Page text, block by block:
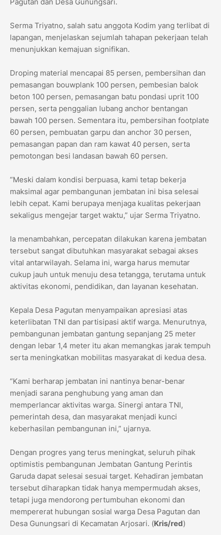
Serma Triyatno, salah satu anggota Kodim yang terlibat di
lapangan, menjelaskan sejumlah tahapan pekerjaan telah
menunjukkan kemajuan signifikan.
Droping material mencapai 85 persen, pembersihan dan
pemasangan bouwplank 100 persen, pembesian balok
beton 100 persen, pemasangan batu pondasi uprit 100
persen, serta penggalian lubang anchor bentangan
bawah 100 persen. Sementara itu, pembersihan footplate
60 persen, pembuatan garpu dan anchor 30 persen,
pemasangan papan dan ram kawat 40 persen, serta
pemotongan besi landasan bawah 60 persen.
“Meski dalam kondisi berpuasa, kami tetap bekerja
maksimal agar pembangunan jembatan ini bisa selesai
lebih cepat. Kami berupaya menjaga kualitas pekerjaan
sekaligus mengejar target waktu,” ujar Serma Triyatno.
Ia menambahkan, percepatan dilakukan karena jembatan
tersebut sangat dibutuhkan masyarakat sebagai akses
vital antarwilayah. Selama ini, warga harus memutar
cukup jauh untuk menuju desa tetangga, terutama untuk
aktivitas ekonomi, pendidikan, dan layanan kesehatan.
Kepala Desa Pagutan menyampaikan apresiasi atas
keterlibatan TNI dan partisipasi aktif warga. Menurutnya,
pembangunan jembatan gantung sepanjang 25 meter
dengan lebar 1,4 meter itu akan memangkas jarak tempuh
serta meningkatkan mobilitas masyarakat di kedua desa.
“Kami berharap jembatan ini nantinya benar-benar
menjadi sarana penghubung yang aman dan
memperlancar aktivitas warga. Sinergi antara TNI,
pemerintah desa, dan masyarakat menjadi kunci
keberhasilan pembangunan ini,” ujarnya.
Dengan progres yang terus meningkat, seluruh pihak
optimistis pembangunan Jembatan Gantung Perintis
Garuda dapat selesai sesuai target. Kehadiran jembatan
tersebut diharapkan tidak hanya mempermudah akses,
tetapi juga mendorong pertumbuhan ekonomi dan
mempererat hubungan sosial warga Desa Pagutan dan
Desa Gunungsari di Kecamatan Arjosari. (Kris/red)